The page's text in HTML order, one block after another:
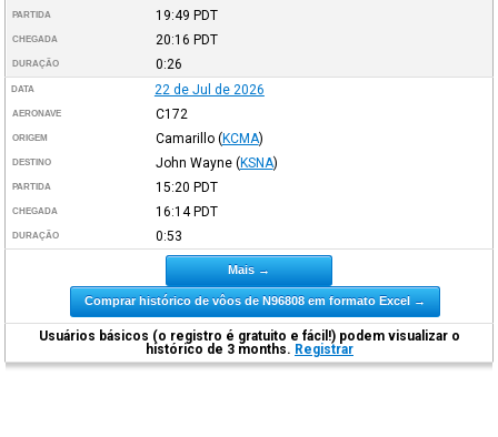
PARTIDA 19:49 PDT
CHEGADA 20:16 PDT
DURAÇÃO 0:26
DATA 22 de Jul de 2026
AERONAVE C172
ORIGEM Camarillo (KCMA)
DESTINO John Wayne (KSNA)
PARTIDA 15:20 PDT
CHEGADA 16:14PDT
DURAÇÃO 0:53
Mais →
Comprar histórico de vôos de N96808 em formato Excel →
Usuários básicos (o registro é gratuito e fácil!) podem visualizar o
histórico de 3 months. Registrar